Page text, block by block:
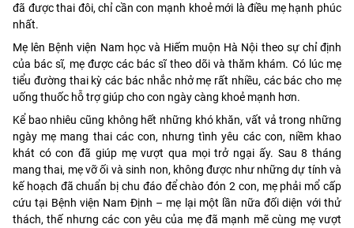
đã được thai đôi, chỉ cần con mạnh khoẻ mới là điều mẹ hạnh phúc
nhất.
Mẹ lên Bệnh viện Nam học và Hiếm muộn Hà Nội theo sự chỉ định
của bác sĩ, mẹ được các bác sĩ theo dõi và thăm khám. Có lúc mẹ
tiểu đường thai kỳ các bác nhắc nhở mẹ rất nhiều, các bác cho mẹ
uống thuốc hỗ trợ giúp cho con ngày càng khoẻ mạnh hơn.
Kể bao nhiêu cũng không hết những khó khăn, vất vả trong những
ngày mẹ mang thai các con, nhưng tình yêu các con, niềm khao
khát có con đã giúp mẹ vượt qua mọi trở ngại ấy. Sau 8 tháng
mang thai, mẹ vỡ ối và sinh non, không được như những dự tính và
kế hoạch đã chuẩn bị chu đáo để chào đón 2 con, mẹ phải mổ cấp
cứu tại Bệnh viện Nam Định – mẹ lại một lần nữa đối diện với thử
thách, thế nhưng các con yêu của mẹ đã mạnh mẽ cùng mẹ vượt